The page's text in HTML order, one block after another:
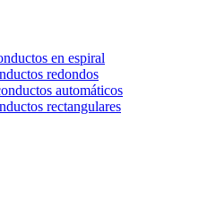
en espiral
redondos
automáticos
rectangulares